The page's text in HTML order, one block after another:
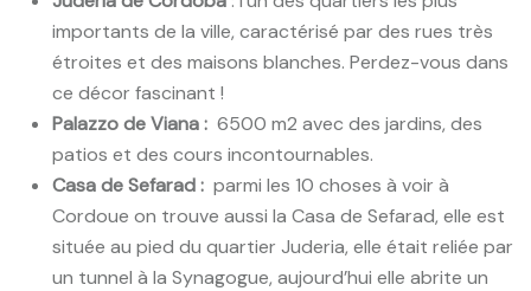
importants de la ville, caractérisé par des rues très
étroites et des maisons blanches. Perdez-vous dans
ce décor fascinant !
Palazzo de Viana : 6500 m2 avec des jardins, des
patios et des cours incontournables.
Casa de Sefarad : parmi les 10 choses à voir à
Cordoue on trouve aussi la Casa de Sefarad, elle est
située au pied du quartier Juderia, elle était reliée par
un tunnel à la Synagogue, aujourd’hui elle abrite un